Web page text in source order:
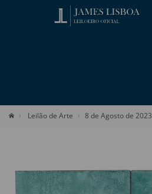
Leilão de Arte 8 de Agosto de 2023